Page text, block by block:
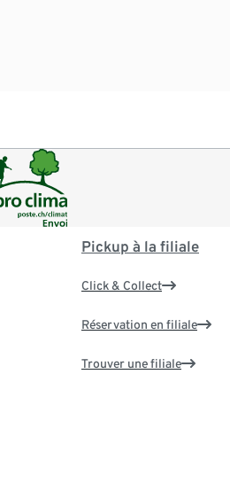
Pickup à la filiale
Click & Collect
Réservation en filiale
Trouver une filiale